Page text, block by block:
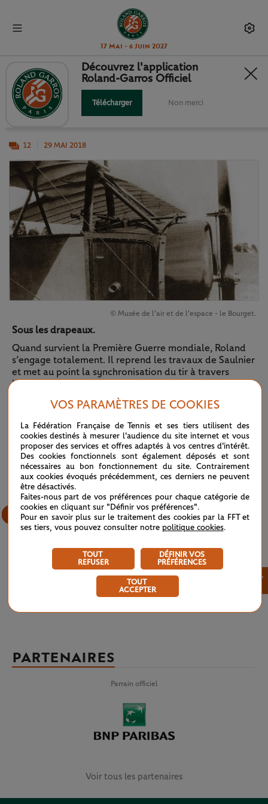
17 Mai - 6 Juin 2027
1/ AU-DELÀ DES LIMITES...
12 29 MAI 2018
© Musée de l'air et de l'espace - le Bourget.
Sous les drapeaux.
Quand survient la Première Guerre mondiale, Roland
s’engage totalement. Il reprend les travaux de Saulnier
et met au point la synchronisation du tir à travers
l’hélice. Garros devient ainsi le premier chasseur de
l’histoire de l’aviation. En 1915, il abat trois appareils
ennemis avant d’être fait prisonnier et interné dans
9/12
Découvrez l'application
Roland-Garros Officiel
Télécharger Non merci
PARTENAIRES
Parrain officiel
Voir tous les partenaires
VOS PARAMÈTRES DE COOKIES
La Fédération Française de Tennis et ses tiers utilisent des
cookies destinés à mesurer l'audience du site internet et vous
proposer des services et offres adaptés à vos centres d'intérêt.
Des cookies fonctionnels sont également déposés et sont
nécessaires au bon fonctionnement du site. Contrairement
aux cookies évoqués précédemment, ces derniers ne peuvent
être désactivés.
Faites-nous part de vos préférences pour chaque catégorie de
cookies en cliquant sur "Définir vos préférences".
Pour en savoir plus sur le traitement des cookies par la FFT et
ses tiers, vous pouvez consulter notre politique cookies.
TOUT
REFUSER
DÉFINIR VOS
PRÉFÉRENCES
TOUT
ACCEPTER